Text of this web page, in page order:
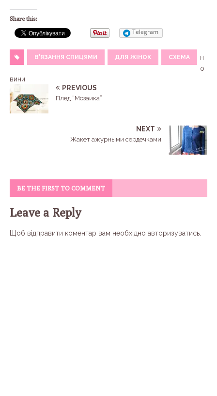
Share this:
Telegram
В'ЯЗАННЯ СПИЦЯМИ ДЛЯ ЖІНОК СХЕМА
н
о
вини
PREVIOUS
Плед “Мозаика”
NEXT
Жакет ажурными сердечками
BE THE FIRST TO COMMENT
Leave a Reply
Щоб відправити коментар вам необхідно авторизуватись